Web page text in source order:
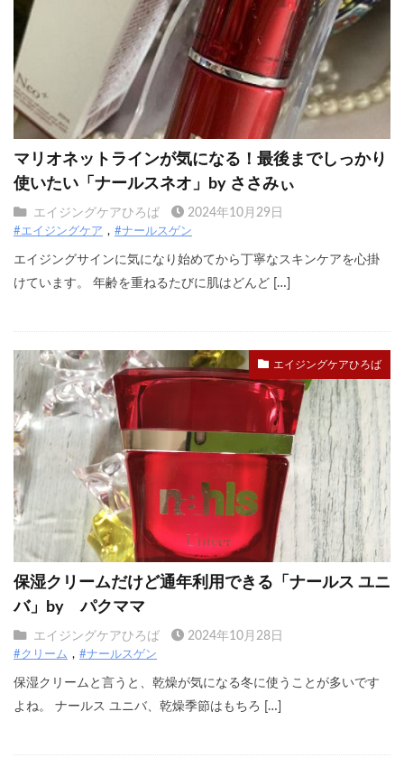
マリオネットラインが気になる！最後までしっかり
使いたい「ナールスネオ」by ささみぃ
エイジングケアひろば 2024年10月29日
#エイジングケア #ナールスゲン
エイジングサインに気になり始めてから丁寧なスキンケアを心掛
けています。 年齢を重ねるたびに肌はどんど […]
エイジングケアひろば
保湿クリームだけど通年利用できる「ナールス ユニ
バ」by パクママ
エイジングケアひろば 2024年10月28日
#クリーム #ナールスゲン
保湿クリームと言うと、乾燥が気になる冬に使うことが多いです
よね。 ナールス ユニバ、乾燥季節はもちろ […]